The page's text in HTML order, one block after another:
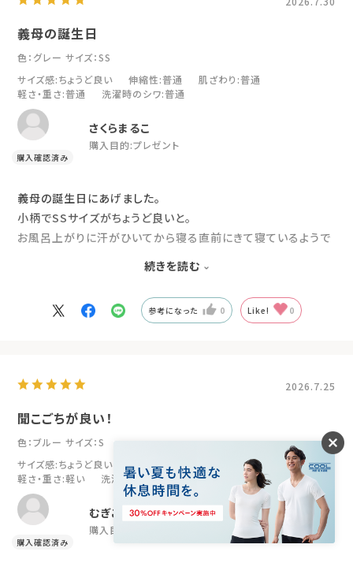
義母の誕生日
色：グレー サイズ：SS
サイズ感:ちょうど良い 伸縮性:普通 肌ざわり :普通
軽さ・重さ:普通 洗濯時のシワ:普通
さくらまるこ
購入目的:プレゼント
義母の誕生日にあげました。
小柄でSSサイズがちょうど良いと。
お風呂上がりに汗がひいてから寝る直前にきて寝ているようで
厚手過ぎなく薄手でもないのでエアコンが多少効いていても良
続きを読む
参考になった 0 Like! 0
2026.7.25
聞こごちが良い！
色：ブルー サイズ：S
サイズ感:ちょうど良い 伸縮性:普通 肌ざわり
:やわらかい
軽さ・重さ:軽い 洗濯時のシワ:ない
むぎこ
購入目的: